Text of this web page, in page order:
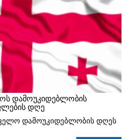
დამოუკიდებლობის
დღე
დამოუკიდებლობის დღეს